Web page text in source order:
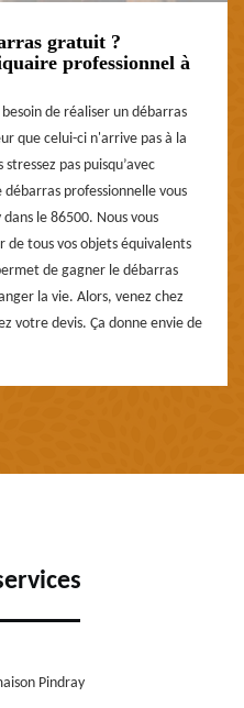
gratuit ?
professionnel à
de réaliser un débarras
que celui-ci n'arrive pas à la
pas puisqu’avec
professionnelle vous
le 86500. Nous vous
de tous vos objets équivalents
de gagner le débarras
la vie. Alors, venez chez
votre devis. Ça donne envie de
Pindray